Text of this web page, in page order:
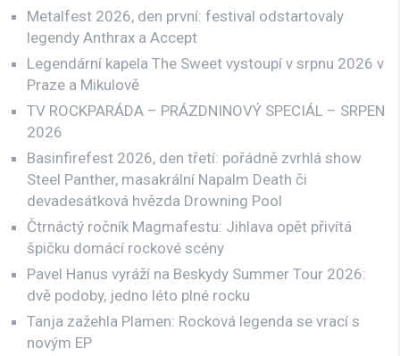
Metalfest 2026, den první: festival odstartovaly
legendy Anthrax a Accept
Legendární kapela The Sweet vystoupí v srpnu 2026 v
Praze a Mikulově
TV ROCKPARÁDA – PRÁZDNINOVÝ SPECIÁL – SRPEN
2026
Basinfirefest 2026, den třetí: pořádně zvrhlá show
Steel Panther, masakrální Napalm Death či
devadesátková hvězda Drowning Pool
Čtrnáctý ročník Magmafestu: Jihlava opět přivítá
špičku domácí rockové scény
Pavel Hanus vyráží na Beskydy Summer Tour 2026:
dvě podoby, jedno léto plné rocku
Tanja zažehla Plamen: Rocková legenda se vrací s
novým EP